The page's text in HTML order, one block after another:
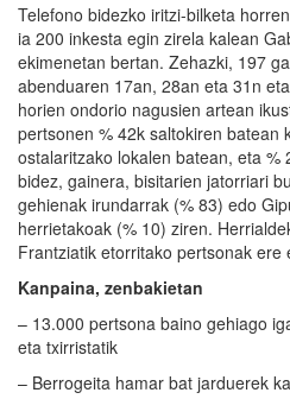
Telefono bidezko iritzi-bilketa
ia 200 inkesta egin zirela kalean
ekimenetan bertan. Zehazki, 197
abenduaren 17an, 28an eta 31n
horien ondorio nagusien artean
pertsonen % 42k saltokiren batean
ostalaritzako lokalen batean, eta
bidez, gainera, bisitarien jatorriari
gehienak irundarrak (% 83) edo
herrietakoak (% 10) ziren.
Frantziatik etorritako pertsonak ere
Kanpaina, zenbakietan
– 13.000 pertsona baino gehiago
eta txirristatik
– Berrogeita hamar bat jarduerek